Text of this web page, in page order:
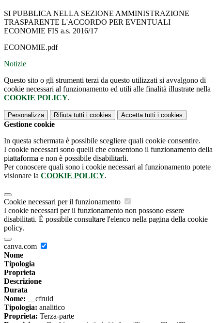
SI PUBBLICA NELLA SEZIONE AMMINISTRAZIONE
TRASPARENTE L'ACCORDO PER EVENTUALI
ECONOMIE FIS a.s. 2016/17
ECONOMIE.pdf
Notizie
Questo sito o gli strumenti terzi da questo utilizzati si avvalgono di
cookie necessari al funzionamento ed utili alle finalità illustrate nella
COOKIE POLICY.
Personalizza Rifiuta tutti i cookies Accetta tutti i cookies
Gestione cookie
In questa schermata è possibile scegliere quali cookie consentire.
I cookie necessari sono quelli che consentono il funzionamento della
piattaforma e non è possibile disabilitarli.
Per conoscere quali sono i cookie necessari al funzionamento potete
visionare la COOKIE POLICY.
Cookie necessari per il funzionamento
I cookie necessari per il funzionamento non possono essere
disabilitati. È possibile consultare l'elenco nella pagina della cookie
policy.
canva.com
Nome
Tipologia
Proprieta
Descrizione
Durata
Nome: __cfruid
Tipologia: analitico
Proprieta: Terza-parte